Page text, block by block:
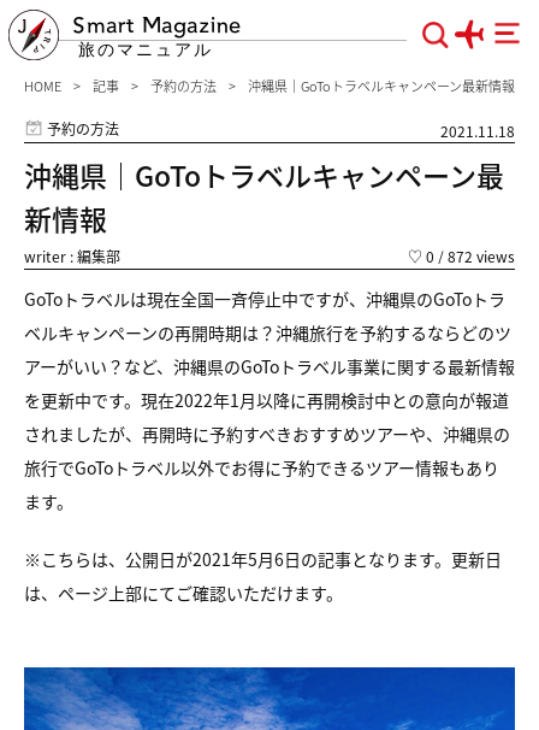
Smart Magazine
旅のマニュアル
HOME 記事 予約の方法 沖縄県｜GoToトラベルキャンペーン最新情報
予約の方法 2021.11.18
沖縄県｜GoToトラベルキャンペーン最
新情報
writer : 編集部 ♡ 0 / 872 views
GoToトラベルは現在全国一斉停止中ですが、沖縄県のGoToトラ
ベルキャンペーンの再開時期は？沖縄旅行を予約するならどのツ
アーがいい？など、沖縄県のGoToトラベル事業に関する最新情報
を更新中です。現在2022年1月以降に再開検討中との意向が報道
されましたが、再開時に予約すべきおすすめツアーや、沖縄県の
旅行でGoToトラベル以外でお得に予約できるツアー情報もあり
ます。
※こちらは、公開日が2021年5月6日の記事となります。更新日
は、ページ上部にてご確認いただけます。